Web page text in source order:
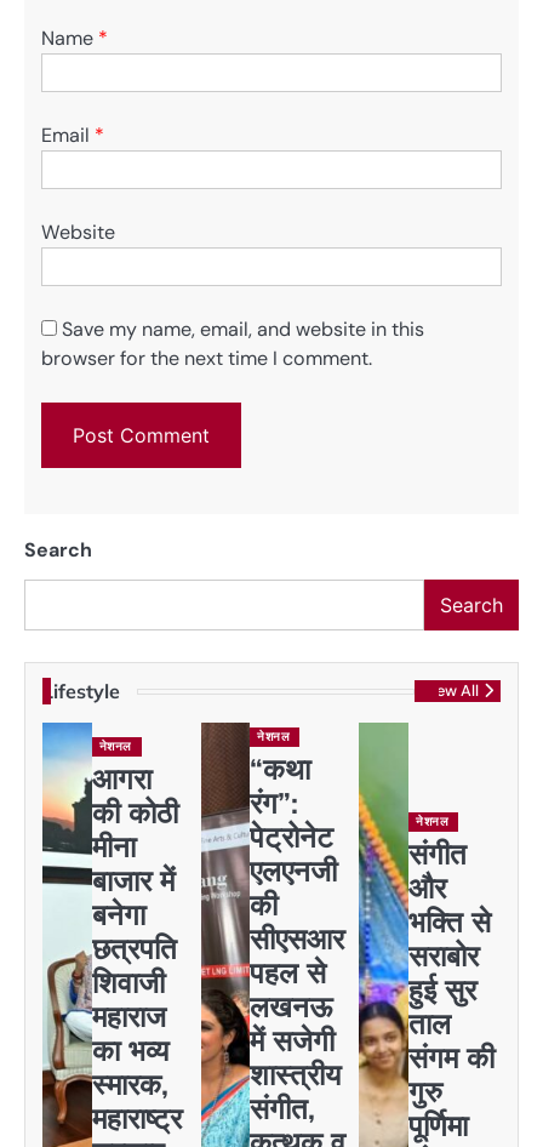
Name *
Email *
Website
Save my name, email, and website in this
browser for the next time I comment.
Search
Search
Lifestyle View All
नेशनल
आगरा
की कोठी
मीना
बाजार में
बनेगा
छत्रपति
शिवाजी
महाराज
का भव्य
स्मारक,
महाराष्ट्र
नेशनल
“कथा
रंग”:
पेट्रोनेट
एलएनजी
की
सीएसआर
पहल से
लखनऊ
में सजेगी
शास्त्रीय
संगीत,
नेशनल
संगीत
और
भक्ति से
सराबोर
हुई सुर
ताल
संगम की
गुरु
पूर्णिमा